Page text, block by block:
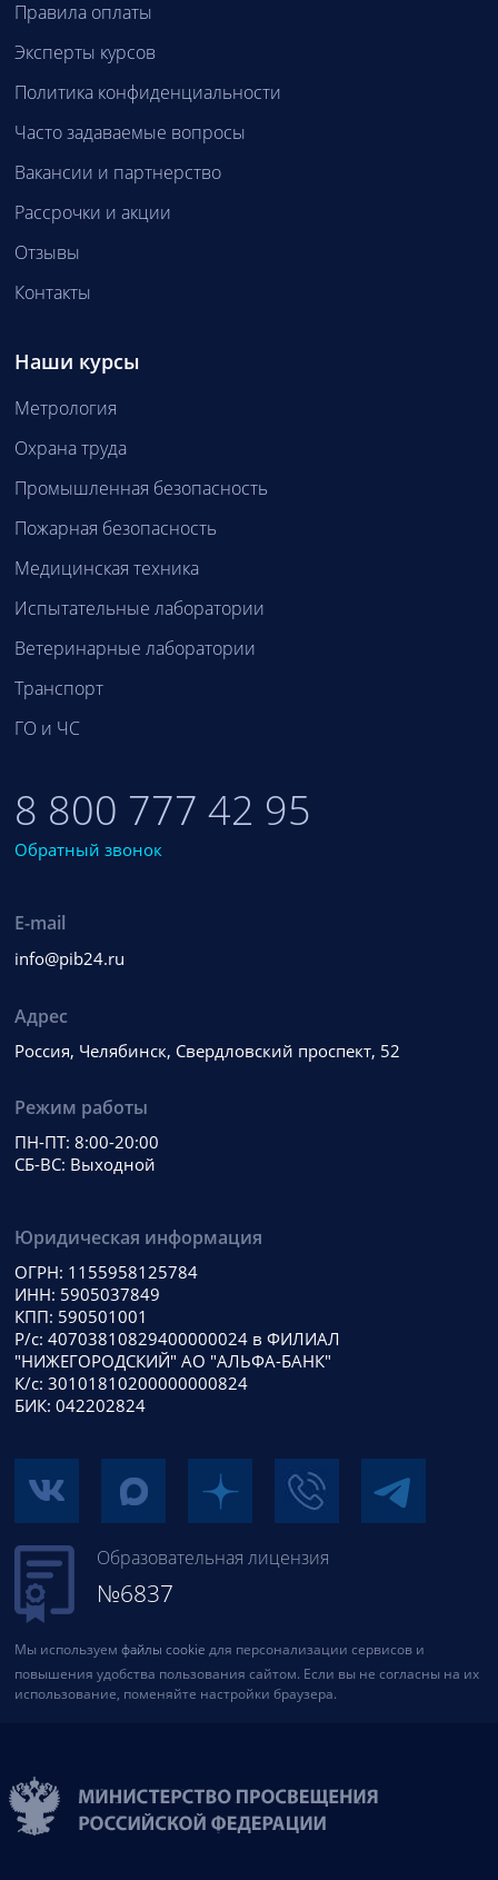
Правила оплаты
Эксперты курсов
Политика конфиденциальности
Часто задаваемые вопросы
Вакансии и партнерство
Рассрочки и акции
Отзывы
Контакты
Наши курсы
Метрология
Охрана труда
Промышленная безопасность
Пожарная безопасность
Медицинская техника
Испытательные лаборатории
Ветеринарные лаборатории
Транспорт
ГО и ЧС
8 800 777 42 95
Обратный звонок
E-mail
info@pib24.ru
Адрес
Россия, Челябинск, Свердловский проспект, 52
Режим работы
ПН-ПТ: 8:00-20:00
СБ-ВС: Выходной
Юридическая информация
ОГРН: 1155958125784
ИНН: 5905037849
КПП: 590501001
Р/с: 40703810829400000024 в ФИЛИАЛ
"НИЖЕГОРОДСКИЙ" АО "АЛЬФА-БАНК"
К/с: 30101810200000000824
БИК: 042202824
Образовательная лицензия
№6837
Мы используем файлы cookie для персонализации сервисов и
повышения удобства пользования сайтом. Если вы не согласны на их
использование, поменяйте настройки браузера.